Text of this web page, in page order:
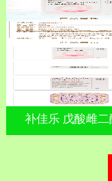
补佳乐 戊酸雌二